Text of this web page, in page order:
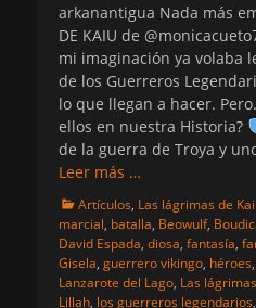
arkanantigua Nada más
DE KAIU de
mi imaginación ya volaba
de los Guerreros
lo que llegan a hacer.
ellos en nuestra Historia?
de la guerra de Troya y
Leer más …
Categorias
Artículos, Las lágrimas de
marcial, batalla, Beowulf,
David Espada, diosa, fantasía,
Gisela, guerrero vikingo, héroes,
Lanzarote del Lago, Las
Lillah, los guerreros legendarios,